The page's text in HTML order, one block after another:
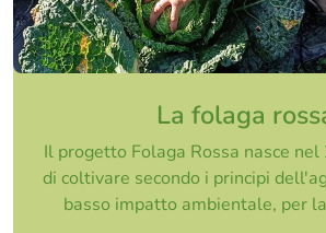
La folaga
Il progetto Folaga Rossa nasce
di coltivare secondo i principi
basso impatto ambientale, per